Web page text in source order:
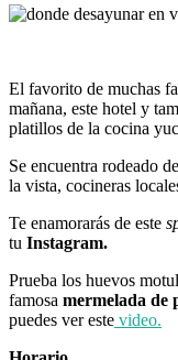
El favorito de muchas
mañana, este hotel y
platillos de la cocina
Se encuentra rodeado
la vista, cocineras
Te enamorarás de este
tu Instagram.
Prueba los huevos
famosa mermelada de
puedes ver este video.